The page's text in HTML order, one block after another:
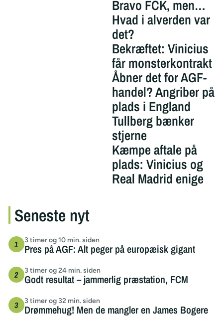
Bravo FCK, men…
Hvad i alverden var
det?
Bekræftet: Vinicius
får monsterkontrakt
Åbner det for AGF-
handel? Angriber på
plads i England
Tullberg bænker
stjerne
Kæmpe aftale på
plads: Vinicius og
Real Madrid enige
Seneste nyt
3 timer og 10 min. siden
Pres på AGF: Alt peger på europæisk gigant
3 timer og 24 min. siden
Godt resultat – jammerlig præstation, FCM
3 timer og 32 min. siden
Drømmehug! Men de mangler en James Bogere